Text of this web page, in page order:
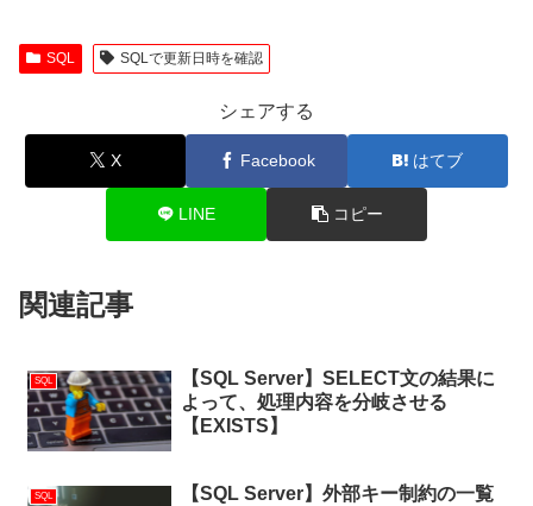
SQL SQLで更新日時を確認
シェアする
X Facebook はてブ
LINE コピー
関連記事
SQL
【SQL Server】SELECT文の結果に
よって、処理内容を分岐させる
【EXISTS】
SQL
【SQL Server】外部キー制約の一覧